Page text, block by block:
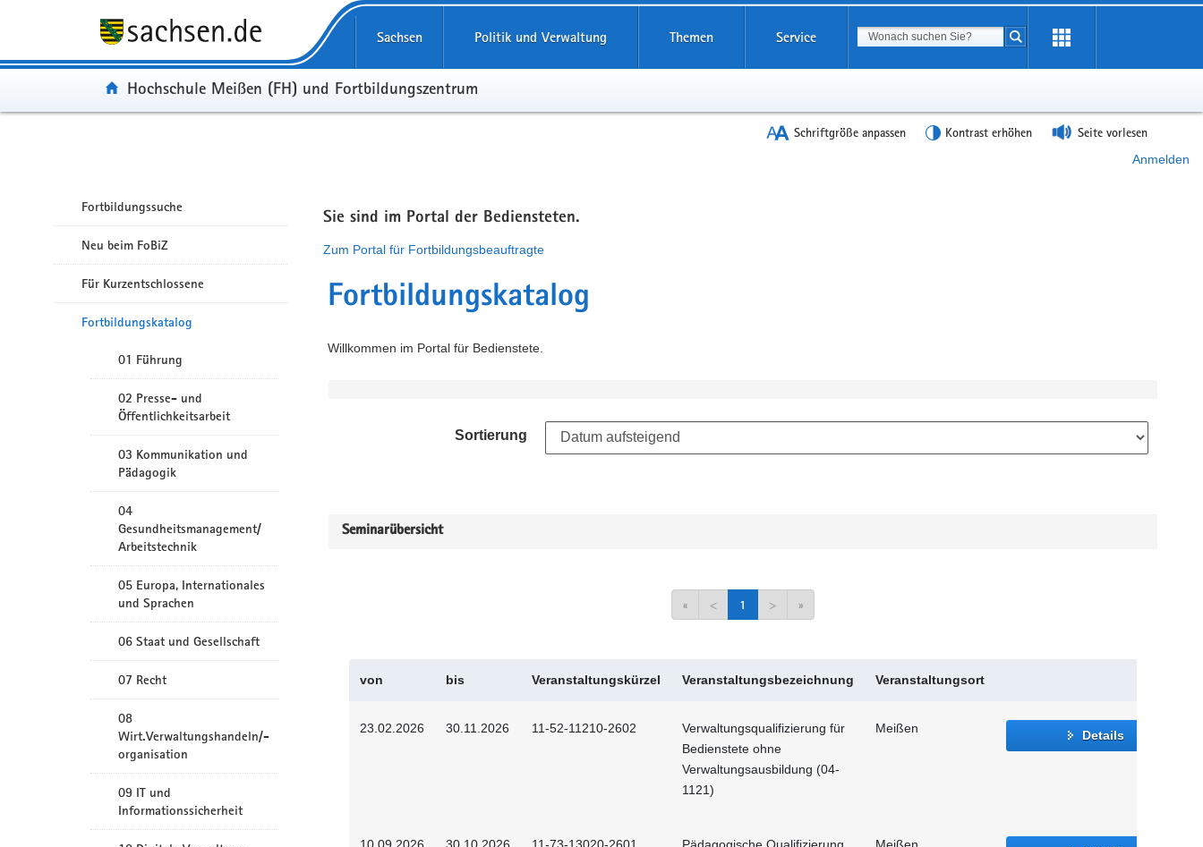
Sachsen Politik und Verwaltung Themen Service Suchbegriff
Suche starten
Portal:
Hochschule Meißen (FH) und Fortbildungszentrum
Schriftgröße anpassen Kontrast erhöhen Seite vorlesen
Anmelden
Fortbildungssuche
Neu beim FoBiZ
Für Kurzentschlossene
Fortbildungskatalog
01 Führung
02 Presse- und
Öffentlichkeitsarbeit
03 Kommunikation und
Pädagogik
04
Gesundheitsmanagement/
Arbeitstechnik
05 Europa, Internationales
und Sprachen
06 Staat und Gesellschaft
07 Recht
08
Wirt.Verwaltungshandeln/-
organisation
09 IT und
Informationssicherheit
Sie sind im Portal der Bediensteten.
Zum Portal für Fortbildungsbeauftragte
Fortbildungskatalog
Willkommen im Portal für Bedienstete.
Sortierung
Seminarübersicht
« < 1 > »
von bis Veranstaltungskürzel Veranstaltungsbezeichnung Veranstaltungsort
23.02.2026 30.11.2026 11-52-11210-2602
Verwaltungsqualifizierung für
Bedienstete ohne
Verwaltungsausbildung (04-
1121)
Meißen Details
10.09.2026 30.10.2026 11-73-13020-2601
Pädagogische Qualifizierung
Meißen